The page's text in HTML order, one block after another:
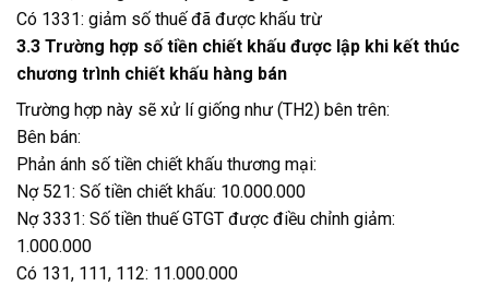
Có 1331: giảm số thuế đã được khấu trừ
3.3 Trường hợp số tiền chiết khấu được lập khi kết thúc
chương trình chiết khấu hàng bán
Trường hợp này sẽ xử lí giống như (TH2) bên trên:
Bên bán:
Phản ánh số tiền chiết khấu thương mại:
Nợ 521: Số tiền chiết khấu: 10.000.000
Nợ 3331: Số tiền thuế GTGT được điều chỉnh giảm:
1.000.000
Có 131, 111, 112: 11.000.000